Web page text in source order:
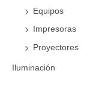
Equipos
Impresoras
Proyectores
Iluminación